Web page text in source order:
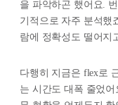
을 파악하곤 했어요.
기적으로 자주 분석했
람에 정확성도 떨어지
다행히 지금은 flex로
는 시간도 대폭 줄었